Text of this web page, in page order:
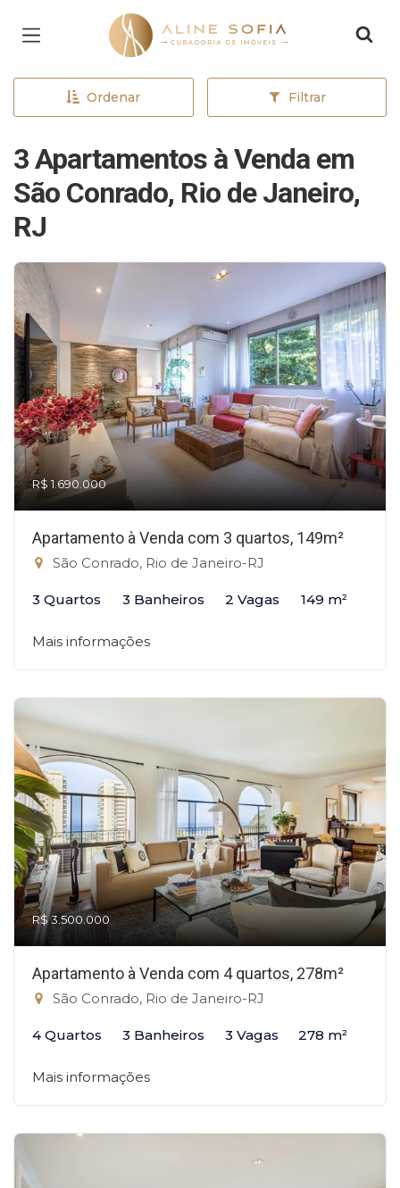
Página inicial
Ordenar Filtrar
3 Apartamentos à Venda em
São Conrado, Rio de Janeiro,
RJ
R$ 1.690.000
Apartamento à Venda com 3 quartos, 149m²
São Conrado, Rio de Janeiro-RJ
3 Quartos 3 Banheiros 2 Vagas 149 m²
Mais informações
R$ 3.500.000
Apartamento à Venda com 4 quartos, 278m²
São Conrado, Rio de Janeiro-RJ
4 Quartos 3 Banheiros 3 Vagas 278 m²
Mais informações